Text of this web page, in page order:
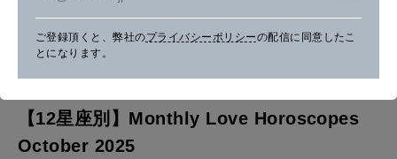
女神まり愛のタロットメッセージ
算命学がわかる今月のあなた
】
M
o
n
t
【12星座別】Monthly Love Horoscopes
October 2025
ご登録頂くと、弊社のプライバシーポリシーの配信に同意したこ
とになります。